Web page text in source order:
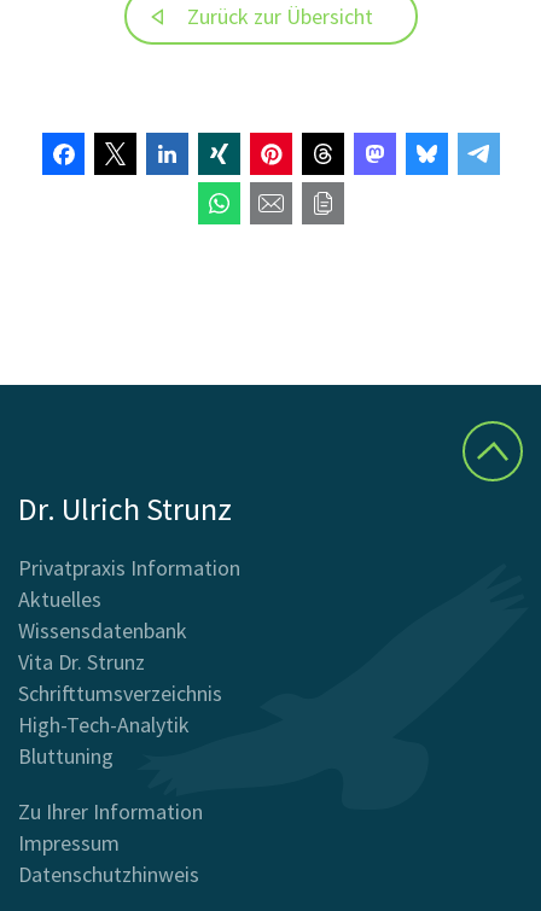
Zurück zur Übersicht
Dr. Ulrich Strunz
Privatpraxis Information
Aktuelles
Wissensdatenbank
Vita Dr. Strunz
Schrifttumsverzeichnis
High-Tech-Analytik
Bluttuning
Zu Ihrer Information
Impressum
Datenschutzhinweis